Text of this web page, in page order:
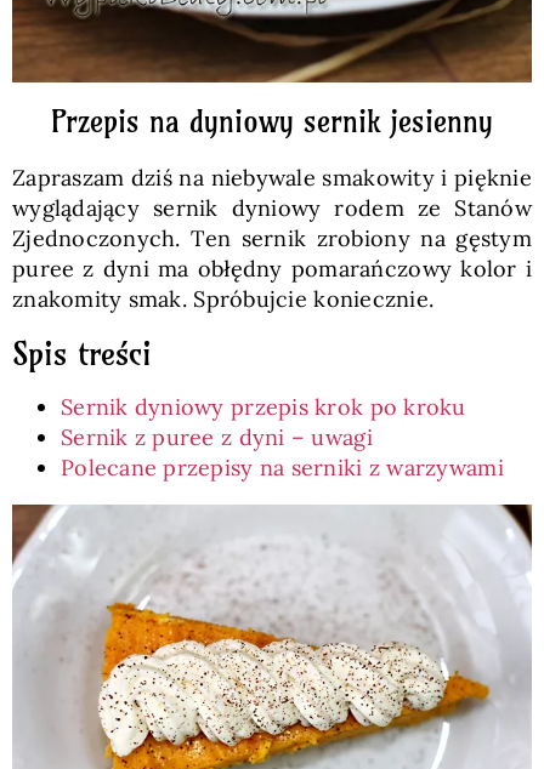
Przepis na dyniowy sernik jesienny
Zapraszam dziś na niebywale smakowity i pięknie
wyglądający sernik dyniowy rodem ze Stanów
Zjednoczonych. Ten sernik zrobiony na gęstym
puree z dyni ma obłędny pomarańczowy kolor i
znakomity smak. Spróbujcie koniecznie.
Spis treści
Sernik dyniowy przepis krok po kroku
Sernik z puree z dyni – uwagi
Polecane przepisy na serniki z warzywami